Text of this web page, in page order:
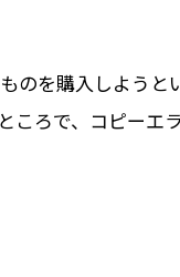
を購入しようと
ころで、コピーエ